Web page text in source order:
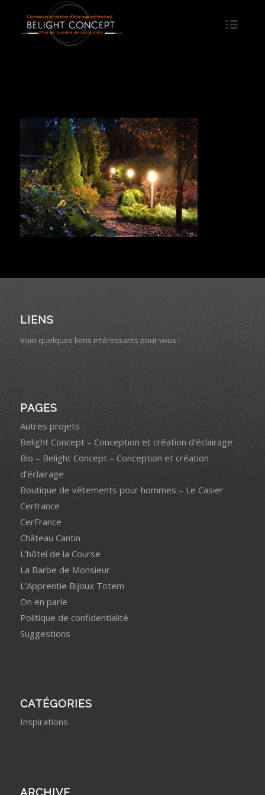
LIENS
Voici quelques liens intéressants pour vous !
PAGES
Autres projets
Belight Concept – Conception et création d’éclairage
Bio – Belight Concept – Conception et création
d’éclairage
Boutique de vêtements pour hommes – Le Casier
Cerfrance
CerFrance
Château Cantin
L’hôtel de la Course
La Barbe de Monsieur
L’Apprentie Bijoux Totem
On en parle
Politique de confidentialité
Suggestions
CATÉGORIES
Inspirations
ARCHIVE